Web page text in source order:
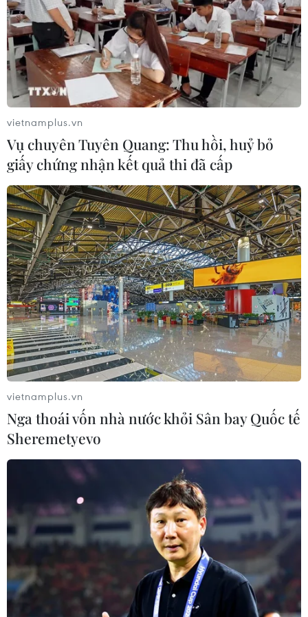
06/08/2026 01:26
Đề xuất trợ cấp một lần cho giáo viên
mầm non đã nghỉ công tác chưa
hưởng chế độ
05/08/2026 14:59
Chính sách khuyến khích doanh
nghiệp tham gia hoạt động giáo dục
nghề nghiệp
05/08/2026 14:58
Thực hiện các nhiệm vụ trọng tâm
trong năm học 2026-2027
05/08/2026 13:13
Thi lại ở Tuyên Quang: Thí
sinh vẫn được xét tuyển đại học theo
nguyện vọng đã đăng ký
05/08/2026 11:02
Thứ trưởng Bộ GD-ĐT: Thi lại không
phải để xóa bỏ trách nhiệm của thí
05/08/2026 09:19
Bắc Ninh: Tinh gọn hơn 50% đầu mối
cơ sở giáo dục công lập
05/08/2026 06:53
vietnamplus.vn
Vụ chuyên Tuyên Quang: Thu hồi, huỷ bỏ
giấy chứng nhận kết quả thi đã cấp
vietnamplus.vn
Nga thoái vốn nhà nước khỏi Sân bay Quốc tế
Sheremetyevo